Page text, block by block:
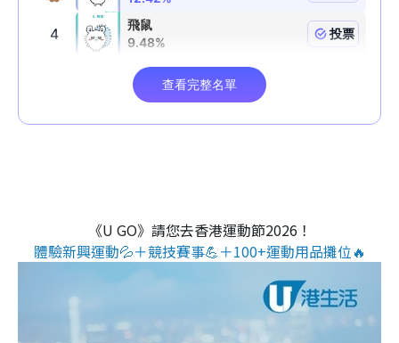
《U GO》請您去香港運動節2026！
體驗新興運動💦＋競技賽事💪＋100+運動用品攤位🔥